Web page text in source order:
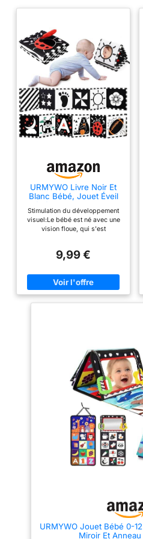
URMYWO Livre Noir Et
Blanc Bébé, Jouet Éveil
Time Bébé
Stimulation du développement
visuel:Le bébé est né avec une
vision floue, qui s'est
contraste aide à stimuler le
du nerf optique, à s'entraîner
pas à pas et à activer le
cerveau. Ce livre souple
contient 11 motifs différents,
étapes. Capter l'attention de
votre enfant:Les bébés,garçons
ou filles, adorent ces jouets
d'éveil. Le papier froissé qui se
cache dans la page encourage
bébé à explorer et lui procure
des heures d'amusement.Les
couleurs vives et le fond
contrasté attirent l'attention du
bébé.Les motifs en noir et blanc
aident également les bébés à
développer leur capacité
d'attention et de concentration.
Non-toxique, avec des coutures
absolument sans danger pour
votre bébé. De plus, les
9,99 €
URMYWO Jouet Bébé 0-
Miroir Et